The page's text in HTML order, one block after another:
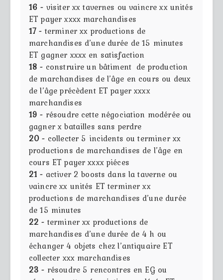
16 - visiter xx tavernes ou vaincre xx unités
ET payer xxxx marchandises
17 -terminer xx productions de
marchandises d’une durée de 15 minutes
ET gagner xxxx en satisfaction
18 - construire un bâtiment de production
de marchandises de l’âge en cours ou deux
de l’âge précèdent ET payer xxxx
marchandises
19 - résoudre cette négociation modérée ou
gagner x batailles sans perdre
20 - collecter 5 incidents ou terminer xx
productions de marchandises de l’âge en
cours ET payer xxxx piéces
21 - activer 2 boosts dans la taverne ou
vaincre xx unités ET terminer xx
productions de marchandises d’une durée
de 15 minutes
22 -terminer xx productions de
marchandises d’une durée de 4 h ou
échanger 4 objets chez l’antiquaire ET
collecter xxx marchandises
23 - résoudre 5 rencontres en EG ou